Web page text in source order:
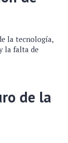
la tecnología,
la falta de
de la